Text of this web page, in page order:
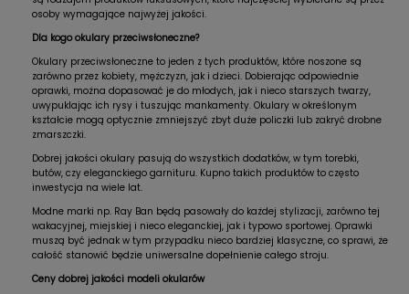
osoby wymagające najwyżej jakości.
Dla kogo okulary przeciwsłoneczne?
Okulary przeciwsłoneczne to jeden z tych produktów, które noszone są
zarówno przez kobiety, mężczyzn, jak i dzieci. Dobierając odpowiednie
oprawki, można dopasować je do młodych, jak i nieco starszych twarzy,
uwypuklając ich rysy i tuszując mankamenty. Okulary w określonym
kształcie mogą optycznie zmniejszyć zbyt duże policzki lub zakryć drobne
zmarszczki.
Dobrej jakości okulary pasują do wszystkich dodatków, w tym torebki,
butów, czy eleganckiego garnituru. Kupno takich produktów to często
inwestycja na wiele lat.
Modne marki np. Ray Ban będą pasowały do każdej stylizacji, zarówno tej
wakacyjnej, miejskiej i nieco eleganckiej, jak i typowo sportowej. Oprawki
muszą być jednak w tym przypadku nieco bardziej klasyczne, co sprawi, że
całość stanowić będzie uniwersalne dopełnienie całego stroju.
Ceny dobrej jakości modeli okularów